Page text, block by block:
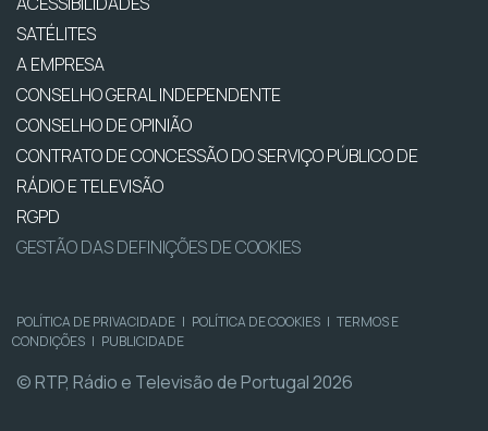
SATÉLITES
A EMPRESA
CONSELHO GERAL INDEPENDENTE
CONSELHO DE OPINIÃO
CONTRATO DE CONCESSÃO DO SERVIÇO PÚBLICO DE
RÁDIO E TELEVISÃO
RGPD
GESTÃO DAS DEFINIÇÕES DE COOKIES
POLÍTICA DE PRIVACIDADE | POLÍTICA DE COOKIES | TERMOS E
CONDIÇÕES | PUBLICIDADE
© RTP, Rádio e Televisão de Portugal 2026